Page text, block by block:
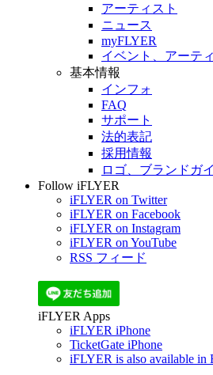
アーティスト
ニュース
myFLYER
イベント、アーテ
基本情報
インフォ
FAQ
サポート
法的表記
採用情報
ロゴ、ブランドガ
Follow iFLYER
iFLYER on Twitter
iFLYER on Facebook
iFLYER on Instagram
iFLYER on YouTube
RSS フィード
iFLYER Apps
iFLYER iPhone
TicketGate iPhone
iFLYER is also available in